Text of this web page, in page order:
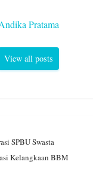
Pratama
View all posts
SPBU Swasta
Kelangkaan BBM